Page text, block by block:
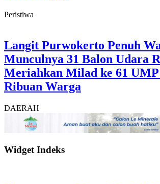
Peristiwa
Langit Purwokerto Penuh
Munculnya 31 Balon Udara
Meriahkan Milad ke 61 UMP
Ribuan Warga
DAERAH
Widget Indeks